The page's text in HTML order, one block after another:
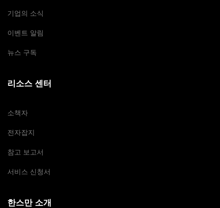
기업의 소식
이벤트 알림
뉴스 구독
리소스 센터
소책자
전자잡지
참고 보고서
서비스 신청서
한스만 소개